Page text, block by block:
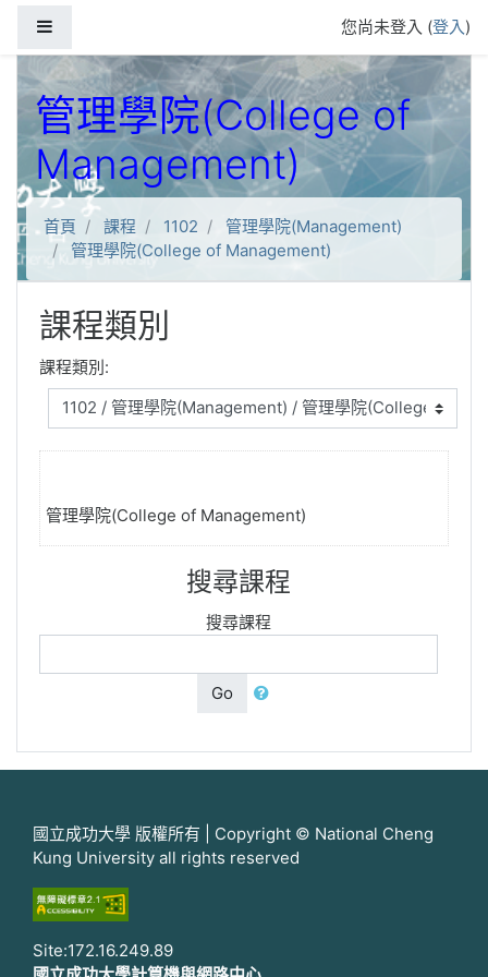
您尚未登入 (登入)
管理學院(College of
Management)
首頁 課程 1102
管理學院(Management)
管理學院(College of Management)
課程類別
課程類別:
管理學院(College of Management)
搜尋課程
搜尋課程
Go
國立成功大學 版權所有 | Copyright © National Cheng
Kung University all rights reserved
Site:172.16.249.89